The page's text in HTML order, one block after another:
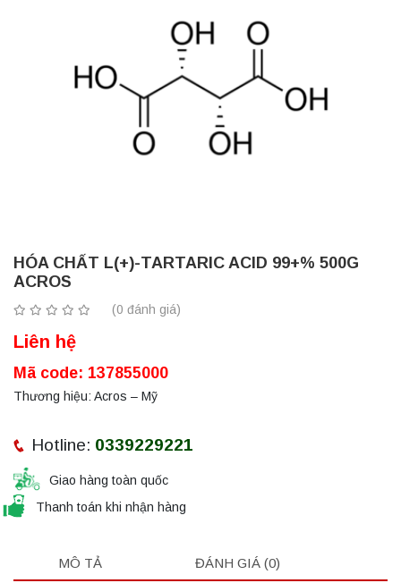
HÓA CHẤT L(+)-TARTARIC ACID 99+% 500G
ACROS
(0 đánh giá)
Liên hệ
Mã code: 137855000
Thương hiệu: Acros – Mỹ
Hotline: 0339229221
Giao hàng toàn quốc
Thanh toán khi nhận hàng
MÔ TẢ ĐÁNH GIÁ (0)